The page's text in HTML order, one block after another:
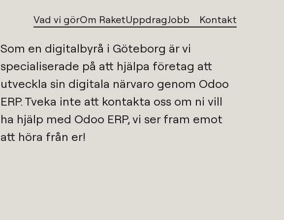
Vad vi görOm RaketUppdragJobb 1 Kontakt
Som en digitalbyrå i Göteborg är vi
specialiserade på att hjälpa företag att
utveckla sin digitala närvaro genom Odoo
ERP. Tveka inte att kontakta oss om ni vill
ha hjälp med Odoo ERP, vi ser fram emot
att höra från er!